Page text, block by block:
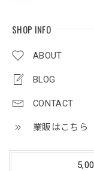
SHOP INFO
ABOUT
BLOG
CONTACT
業販はこちら